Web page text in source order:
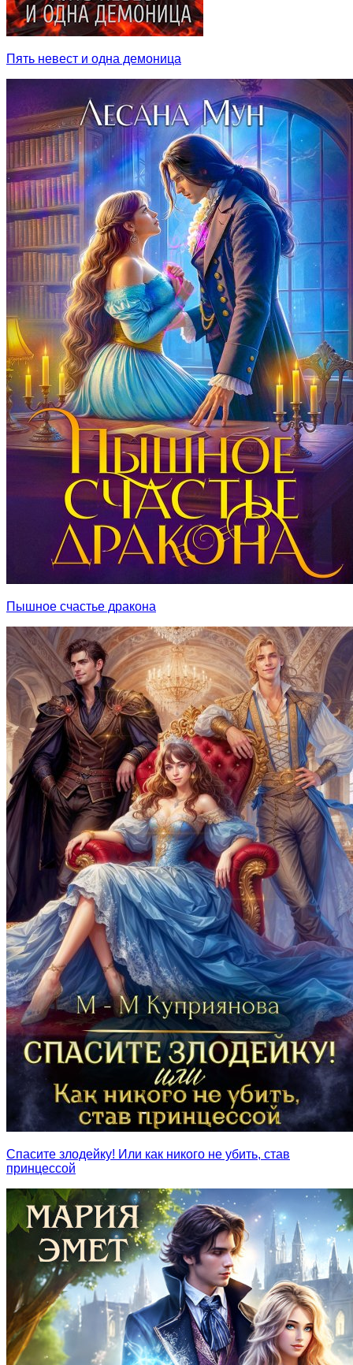
Пять невест и одна демоница
Пышное счастье дракона
Спасите злодейку! Или как никого не убить, став
принцессой